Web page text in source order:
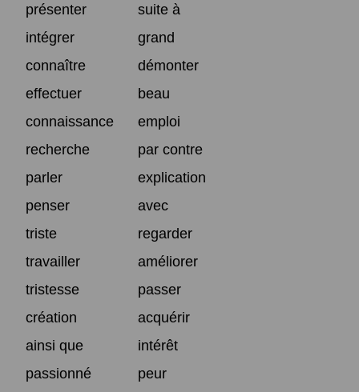
présenter
suite à
intégrer
grand
connaître
démonter
effectuer
beau
connaissance
emploi
recherche
par contre
parler
explication
penser
avec
triste
regarder
travailler
améliorer
tristesse
passer
création
acquérir
ainsi que
intérêt
passionné
peur